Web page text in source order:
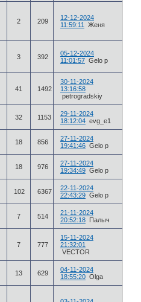
2 209
12-12-2024
11:59:11
Женя
3 392
05-12-2024
11:01:57 Gelo p
41 1492
30-11-2024
13:16:58
petrogradskiy
32 1153
29-11-2024
18:12:04 evg_e1
18 856
27-11-2024
19:41:46 Gelo p
18 976
27-11-2024
19:34:49 Gelo p
102 6367
22-11-2024
22:43:29 Gelo p
7 514
21-11-2024
20:52:18 Палыч
7 777
15-11-2024
21:32:01
VECTOR
13 629
04-11-2024
18:55:20 Olga